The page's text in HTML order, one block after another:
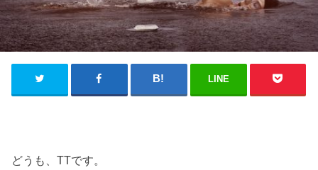
LINE
どうも、TTです。